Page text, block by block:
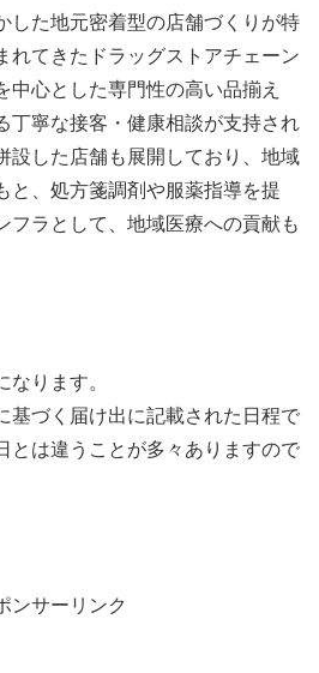
した地元密着型の店舗づくりが特
れてきたドラッグストアチェーン
中心とした専門性の高い品揃え
丁寧な接客・健康相談が支持され
設した店舗も展開しており、地域
と、処方箋調剤や服薬指導を提
フラとして、地域医療への貢献も
なります。
基づく届け出に記載された日程で
とは違うことが多々ありますので
ンサーリンク